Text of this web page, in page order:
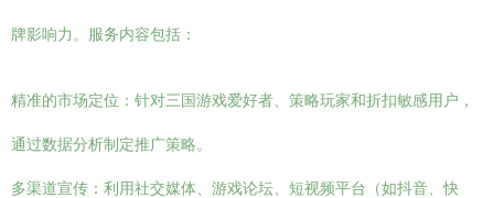
牌影响力。服务内容包括：
精准的市场定位：针对三国游戏爱好者、策略玩家和折扣敏感用户，
通过数据分析制定推广策略。
多渠道宣传：利用社交媒体、游戏论坛、短视频平台（如抖音、快